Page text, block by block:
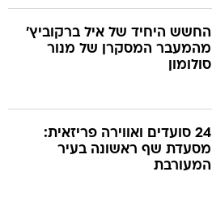
החשש היחיד של איל ברקוביץ'
מהמעבר המסקרן של מנור
סולומון
24 סועדים ואווירה פריזאית:
מסעדת שף ראשונה בעיר
המעורבת